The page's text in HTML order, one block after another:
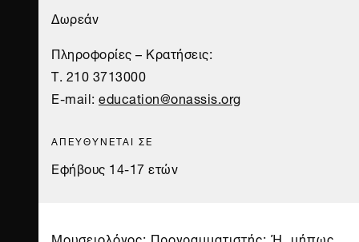
Δωρεάν
Πληροφορίες – Κρατήσεις:
Τ. 210 3713000
E-mail:education@onassis.org
ΑΠΕΥΘΥΝΕΤΑΙ ΣΕ
Εφήβους 14-17 ετών